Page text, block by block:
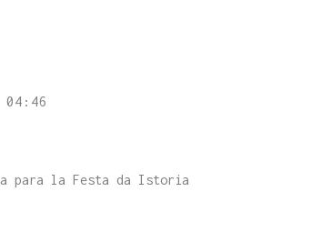
para la Festa da Istoria